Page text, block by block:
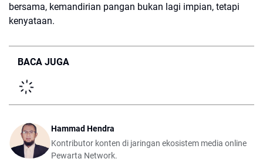
bersama, kemandirian pangan bukan lagi impian, tetapi
kenyataan.
BACA JUGA
Hammad Hendra
Kontributor konten di jaringan ekosistem media online
Pewarta Network.